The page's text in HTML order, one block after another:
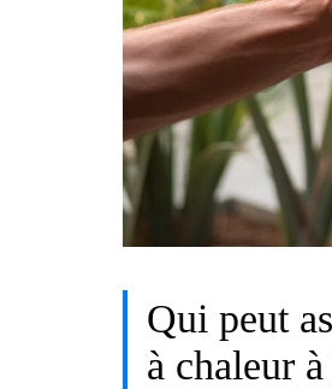
Qui peut
à chaleur